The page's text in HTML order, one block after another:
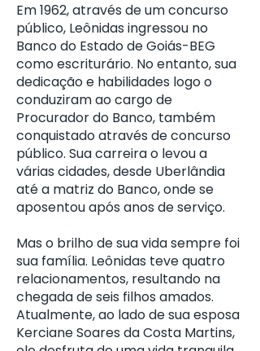
Em 1962, através de um concurso
público, Leônidas ingressou no
Banco do Estado de Goiás-BEG
como escriturário. No entanto, sua
dedicação e habilidades logo o
conduziram ao cargo de
Procurador do Banco, também
conquistado através de concurso
público. Sua carreira o levou a
várias cidades, desde Uberlândia
até a matriz do Banco, onde se
aposentou após anos de serviço.
Mas o brilho de sua vida sempre foi
sua família. Leônidas teve quatro
relacionamentos, resultando na
chegada de seis filhos amados.
Atualmente, ao lado de sua esposa
Kerciane Soares da Costa Martins,